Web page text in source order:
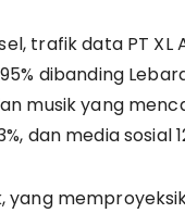
trafik data PT
dibanding
musik yang
dan media sosial
yang